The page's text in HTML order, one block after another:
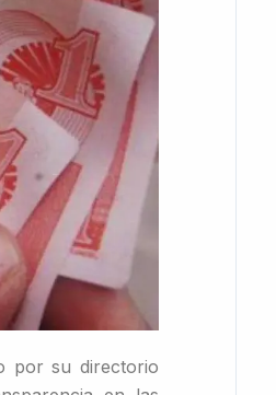
por su directorio